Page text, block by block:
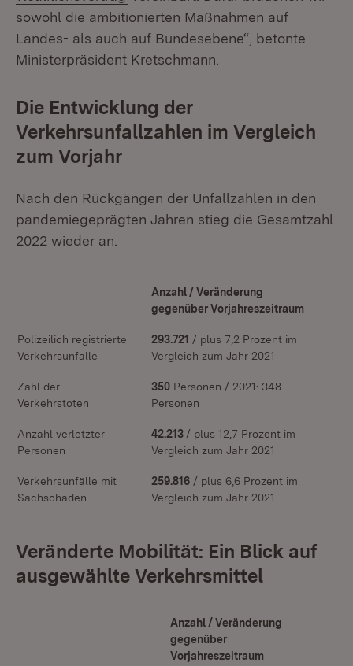
sowohl die ambitionierten Maßnahmen auf
Landes- als auch auf Bundesebene“, betonte
Ministerpräsident Kretschmann.
Die Entwicklung der
Verkehrsunfallzahlen im Vergleich
zum Vorjahr
Nach den Rückgängen der Unfallzahlen in den
pandemiegeprägten Jahren stieg die Gesamtzahl
2022 wieder an.
Anzahl / Veränderung
gegenüber Vorjahreszeitraum
Polizeilich registrierte
Verkehrsunfälle
293.721 / plus 7,2 Prozent im
Vergleich zum Jahr 2021
Zahl der
Verkehrstoten
350 Personen / 2021: 348
Personen
Anzahl verletzter
Personen
42.213 / plus 12,7 Prozent im
Vergleich zum Jahr 2021
Verkehrsunfälle mit
Sachschaden
259.816 / plus 6,6 Prozent im
Vergleich zum Jahr 2021
Veränderte Mobilität: Ein Blick auf
ausgewählte Verkehrsmittel
Anzahl / Veränderung
gegenüber
Vorjahreszeitraum